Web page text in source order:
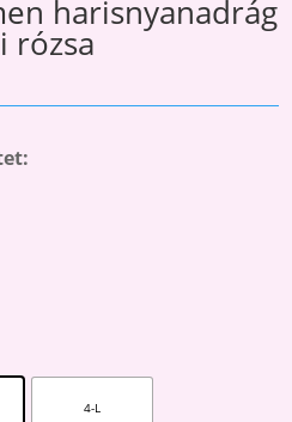
harisnyanadrág
rózsa
4-L